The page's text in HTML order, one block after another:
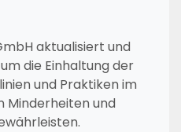
aktualisiert und
die Einhaltung der
und Praktiken im
Minderheiten und